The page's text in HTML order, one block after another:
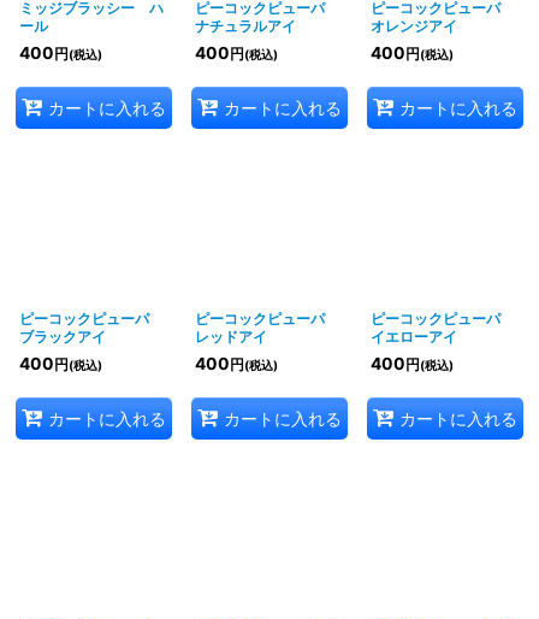
ミッジブラッシー ハ
ール
400 円 (税込)
カートに入れる
ピーコックピューパ
ナチュラルアイ
400 円 (税込)
カートに入れる
ピーコックピューパ
オレンジアイ
400 円 (税込)
カートに入れる
ピーコックピューパ
ブラックアイ
400 円 (税込)
カートに入れる
ピーコックピューパ
レッドアイ
400 円 (税込)
カートに入れる
ピーコックピューパ
イエローアイ
400 円 (税込)
カートに入れる